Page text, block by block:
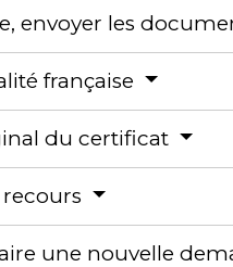
envoyer les
française
du certificat
une nouvelle